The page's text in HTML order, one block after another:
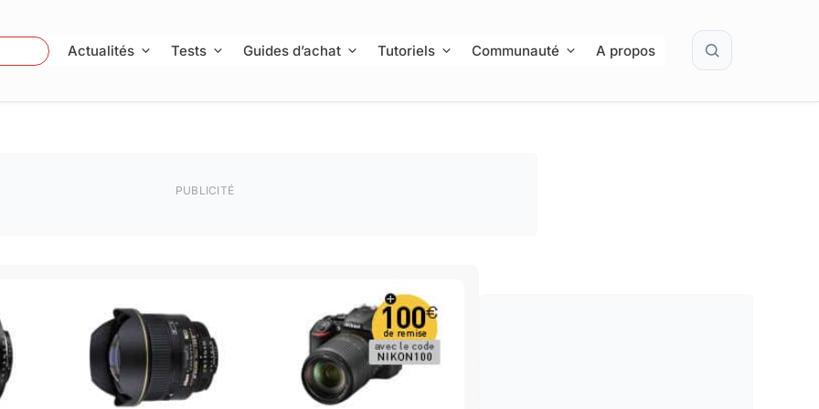
Actualités Tests Guides d’achat Tutoriels Communauté A propos Rechercher
PUBLICITÉ